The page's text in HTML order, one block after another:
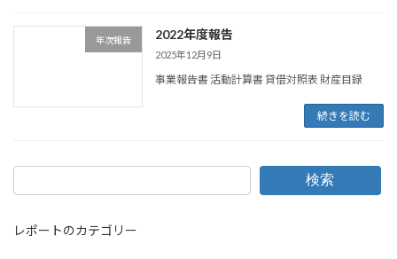
年次報告 2022年度報告
2025年12月9日
事業報告書 活動計算書 貸借対照表 財産目録
続きを読む
検索
レポートのカテゴリー